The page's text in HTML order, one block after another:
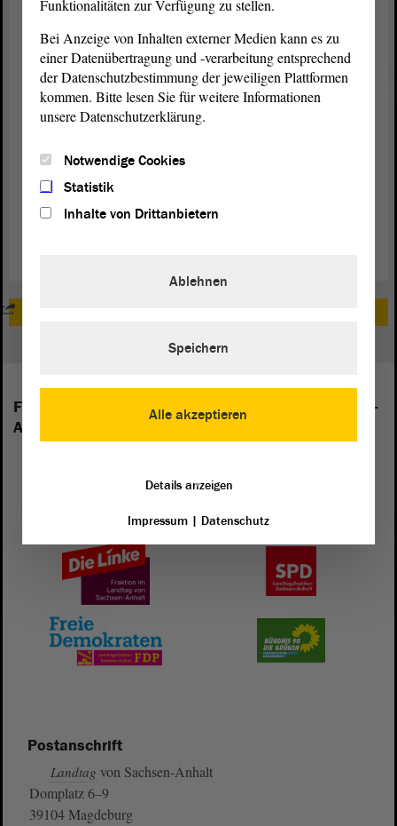
Gabriele Brakebusch
Präsidentin des Landtags
Dr. Reiner Haseloff
Ministerpräsident
Zum Download: Gemeinsamer Wahlaufruf von
Landtagspräsidentin Brakebusch und Ministerpräsident Haseloff
(PDF)
Folgende Fraktionen sind im Landtag von Sachsen-
Anhalt vertreten:
Postanschrift
Landtag von Sachsen-Anhalt
Domplatz 6–9
39104 Magdeburg
Funktionalitäten zur Verfügung zu stellen.
Bei Anzeige von Inhalten externer Medien kann es zu
einer Datenübertragung und -verarbeitung entsprechend
der Datenschutzbestimmung der jeweiligen Plattformen
kommen. Bitte lesen Sie für weitere Informationen
unsere Datenschutzerklärung.
Notwendige Cookies
Statistik
Inhalte von Drittanbietern
Alle akzeptieren
Ablehnen
Speichern
Details anzeigen
Impressum| Datenschutz